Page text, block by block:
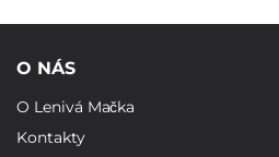
O NÁS
O Lenivá Mačka
Kontakty